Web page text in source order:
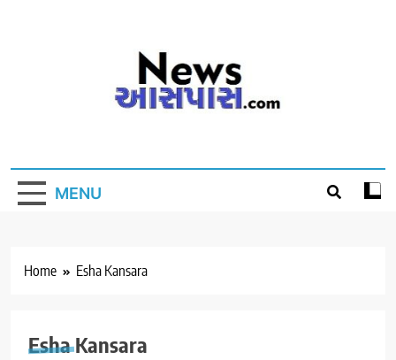
MENU
Home Esha Kansara
Esha Kansara